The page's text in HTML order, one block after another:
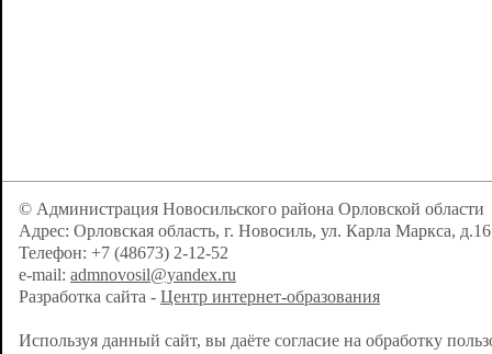
© Администрация Новосильского района Орловской области
Адрес: Орловская область, г. Новосиль, ул. Карла Маркса, д.16
Телефон: +7 (48673) 2-12-52
e-mail: admnovosil@yandex.ru
Разработка сайта - Центр интернет-образования
Используя данный сайт, вы даёте согласие на обработку